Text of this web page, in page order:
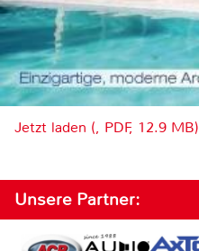
Jetzt laden (, PDF, 12.9 MB)
Unsere Partner: